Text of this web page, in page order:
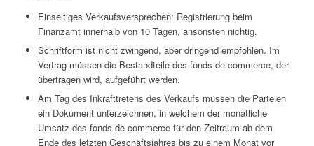
Einseitiges Verkaufsversprechen: Registrierung beim
Finanzamt innerhalb von 10 Tagen, ansonsten nichtig.
Schriftform ist nicht zwingend, aber dringend empfohlen. Im
Vertrag müssen die Bestandteile des fonds de commerce, der
übertragen wird, aufgeführt werden.
Am Tag des Inkrafttretens des Verkaufs müssen die Parteien
ein Dokument unterzeichnen, in welchem der monatliche
Umsatz des fonds de commercefür den Zeitraum ab dem
Ende des letzten Geschäftsjahres bis zu einem Monat vor